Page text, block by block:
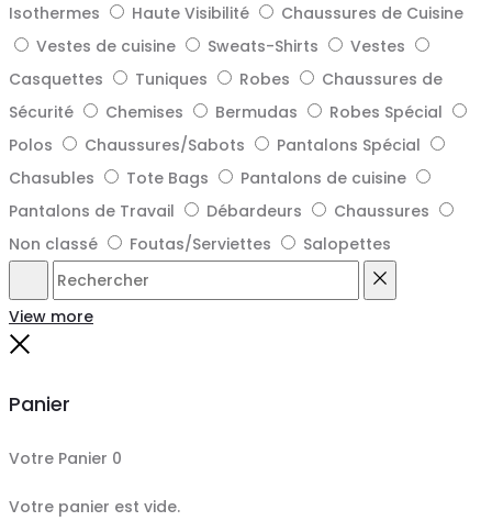
Isothermes
Haute Visibilité
Chaussures de Cuisine
Vestes de cuisine
Sweats-Shirts
Vestes
Casquettes
Tuniques Robes
Chaussures de
Sécurité
Chemises Bermudas
Robes Spécial
Polos
Chaussures/Sabots
Pantalons Spécial
Chasubles
Tote Bags
Pantalons de cuisine
Pantalons de Travail
Débardeurs
Chaussures
Non classé
Foutas/Serviettes Salopettes
Rechercher
View more
Panier
Votre Panier 0
Votre panier est vide.